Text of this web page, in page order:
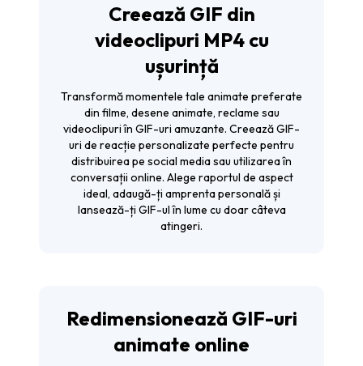
Creează GIF din
videoclipuri MP4 cu
ușurință
Transformă momentele tale animate preferate
din filme, desene animate, reclame sau
videoclipuri în GIF-uri amuzante. Creează GIF-
uri de reacție personalizate perfecte pentru
distribuirea pe social media sau utilizarea în
conversații online. Alege raportul de aspect
ideal, adaugă-ți amprenta personală și
lansează-ți GIF-ul în lume cu doar câteva
atingeri.
Redimensionează GIF-uri
animate online